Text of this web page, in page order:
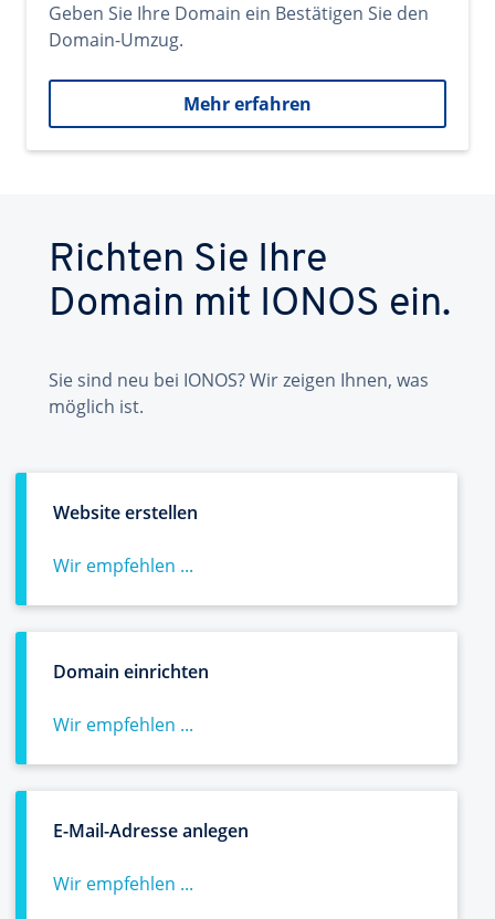
Geben Sie Ihre Domain ein Bestätigen Sie den
Domain-Umzug.
Mehr erfahren
Richten Sie Ihre
Domain mit IONOS ein.
Sie sind neu bei IONOS? Wir zeigen Ihnen, was
möglich ist.
Website erstellen
Wir empfehlen ...
Domain einrichten
Wir empfehlen ...
E-Mail-Adresse anlegen
Wir empfehlen ...